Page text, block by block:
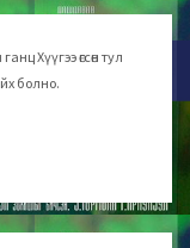
Хүүгээ өгсөн тул
болно.